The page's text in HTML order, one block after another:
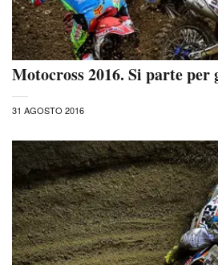
Motocross 2016. Si parte
31 AGOSTO 2016